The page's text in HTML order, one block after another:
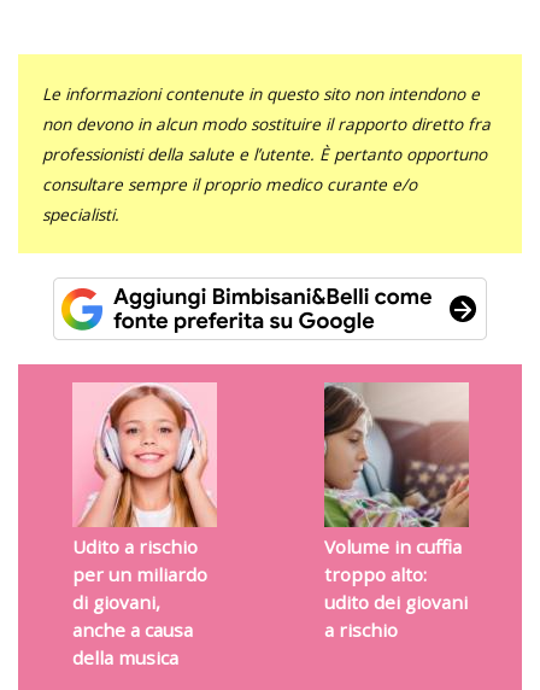
Le informazioni contenute in questo sito non intendono e
non devono in alcun modo sostituire il rapporto diretto fra
professionisti della salute e l’utente. È pertanto opportuno
consultare sempre il proprio medico curante e/o
specialisti.
Udito a rischio
per un miliardo
di giovani,
anche a causa
della musica
Volume in cuffia
troppo alto:
udito dei giovani
a rischio